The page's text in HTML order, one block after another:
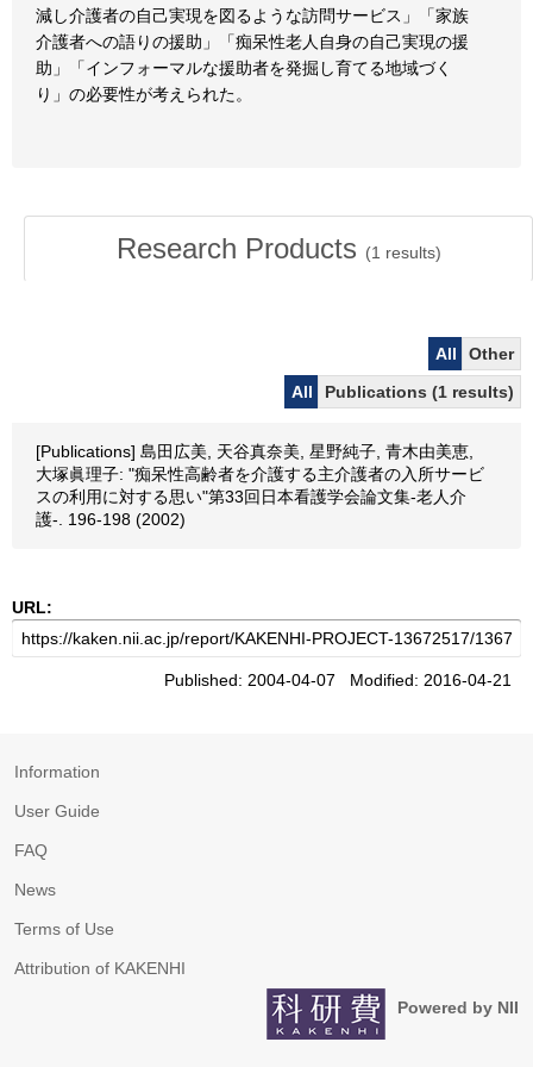
減し介護者の自己実現を図るような訪問サービス」「家族
介護者への語りの援助」「痴呆性老人自身の自己実現の援
助」「インフォーマルな援助者を発掘し育てる地域づく
り」の必要性が考えられた。
Research Products (1 results)
All
Other
All
Publications (1 results)
[Publications] 島田広美, 天谷真奈美, 星野純子, 青木由美恵,
大塚眞理子: "痴呆性高齢者を介護する主介護者の入所サービ
スの利用に対する思い"第33回日本看護学会論文集-老人介
護-. 196-198 (2002)
URL:
Published: 2004-04-07 Modified: 2016-04-21
Information
User Guide
FAQ
News
Terms of Use
Attribution of KAKENHI
Powered by NII